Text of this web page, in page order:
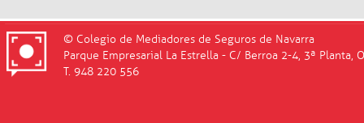
© Colegio de Mediadores de Seguros de Navarra
Parque Empresarial La Estrella - C/ Berroa 2-4, 3ª Planta,
T. 948 220 556